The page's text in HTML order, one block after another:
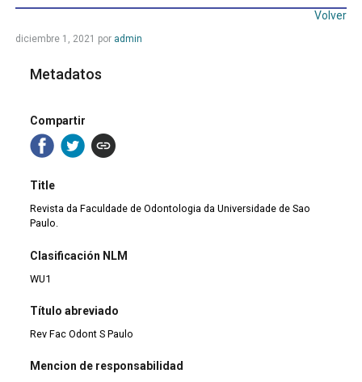
Volver
diciembre 1, 2021 por admin
Metadatos
Compartir
Title
Revista da Faculdade de Odontologia da Universidade de Sao
Paulo.
Clasificación NLM
WU1
Título abreviado
Rev Fac Odont S Paulo
Mencion de responsabilidad